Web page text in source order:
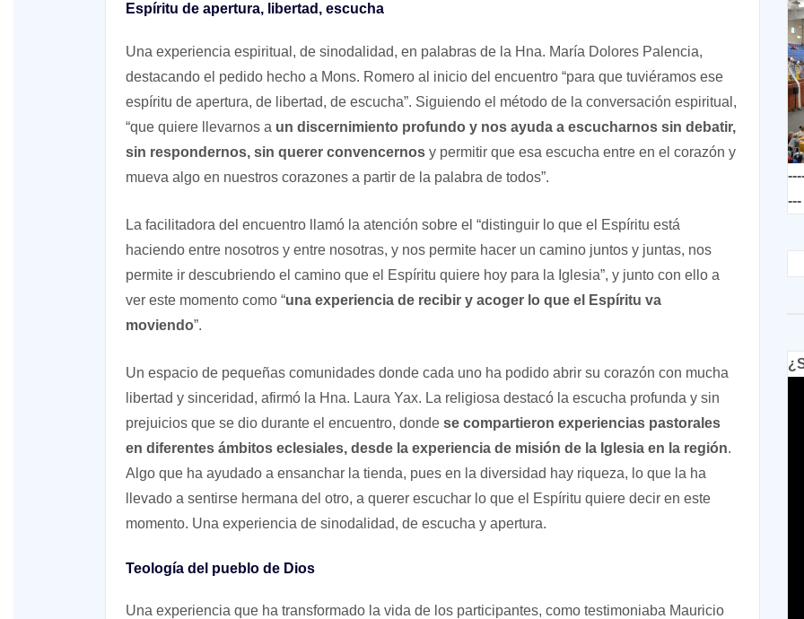
Espíritu de apertura, libertad, escucha
Una experiencia espiritual, de sinodalidad, en palabras de la Hna. María Dolores Palencia,
destacando el pedido hecho a Mons. Romero al inicio del encuentro “para que tuviéramos ese
espíritu de apertura, de libertad, de escucha”. Siguiendo el método de la conversación espiritual,
“que quiere llevarnos a un discernimiento profundo y nos ayuda a escucharnos sin debatir,
sin respondernos, sin querer convencernos y permitir que esa escucha entre en el corazón y
mueva algo en nuestros corazones a partir de la palabra de todos”.
La facilitadora del encuentro llamó la atención sobre el “distinguir lo que el Espíritu está
haciendo entre nosotros y entre nosotras, y nos permite hacer un camino juntos y juntas, nos
permite ir descubriendo el camino que el Espíritu quiere hoy para la Iglesia”, y junto con ello a
ver este momento como “una experiencia de recibir y acoger lo que el Espíritu va
moviendo”.
Un espacio de pequeñas comunidades donde cada uno ha podido abrir su corazón con mucha
libertad y sinceridad, afirmó la Hna. Laura Yax. La religiosa destacó la escucha profunda y sin
prejuicios que se dio durante el encuentro, donde se compartieron experiencias pastorales
en diferentes ámbitos eclesiales, desde la experiencia de misión de la Iglesia en la región.
Algo que ha ayudado a ensanchar la tienda, pues en la diversidad hay riqueza, lo que la ha
llevado a sentirse hermana del otro, a querer escuchar lo que el Espíritu quiere decir en este
momento. Una experiencia de sinodalidad, de escucha y apertura.
Teología del pueblo de Dios
Una experiencia que ha transformado la vida de los participantes, como testimoniaba Mauricio
---